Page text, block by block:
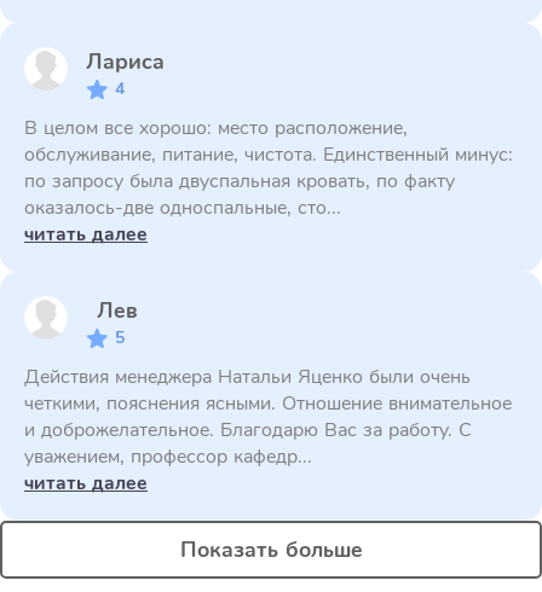
Лариса
4
В целом все хорошо: место расположение,
обслуживание, питание, чистота. Единственный минус:
по запросу была двуспальная кровать, по факту
оказалось-две односпальные, сто...
читать далее
Лев
5
Действия менеджера Натальи Яценко были очень
четкими, пояснения ясными. Отношение внимательное
и доброжелательное. Благодарю Вас за работу. С
уважением, профессор кафедр...
читать далее
Показать больше